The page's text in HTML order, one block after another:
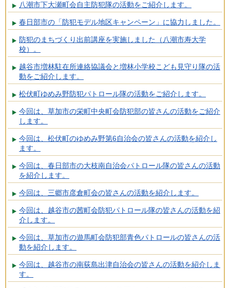
八潮市下大瀬町会自主防犯隊の活動をご紹介します。
春日部市の「防犯モデル地区キャンペーン」に協力しました。
防犯のまちづくり出前講座を実施しました（八潮市寿大学
校）。
越谷市増林駐在所連絡協議会と増林小学校こども見守り隊の活
動をご紹介します。
松伏町ゆめみ野防犯パトロール隊の活動をご紹介します。
今回は、草加市の栄町中央町会防犯部の皆さんの活動をご紹介
します。
今回は、松伏町のゆめみ野第6自治会の皆さんの活動を紹介し
ます。
今回は、春日部市の大枝南自治会パトロール隊の皆さんの活動
を紹介します。
今回は、三郷市彦倉町会の皆さんの活動を紹介します。
今回は、越谷市の茜町会防犯パトロール隊の皆さんの活動を紹
介します。
今回は、草加市の遊馬町会防犯部青色パトロールの皆さんの活
動を紹介します。
今回は、越谷市の南荻島出津自治会の皆さんの活動を紹介しま
す。